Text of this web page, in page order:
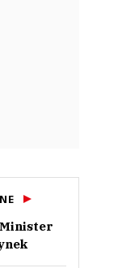
Minister